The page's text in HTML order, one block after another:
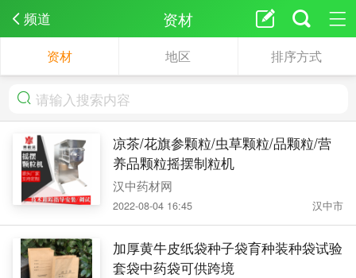
频道 资材
资材 地区 排序方式
凉茶/花旗参颗粒/虫草颗粒/品颗粒/营
养品颗粒摇摆制粒机
汉中药材网
2022-08-04 16:45 汉中市
加厚黄牛皮纸袋种子袋育种装种袋试验
套袋中药袋可供跨境